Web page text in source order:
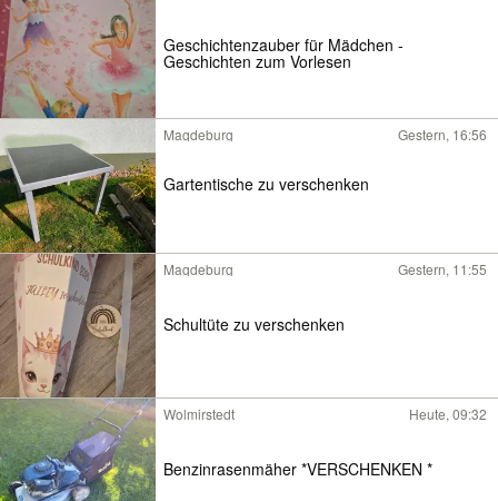
Geschichtenzauber für Mädchen -
Geschichten zum Vorlesen
Magdeburg Gestern, 16:56
Gartentische zu verschenken
Magdeburg Gestern, 11:55
Schultüte zu verschenken
Wolmirstedt Heute, 09:32
Benzinrasenmäher *VERSCHENKEN *